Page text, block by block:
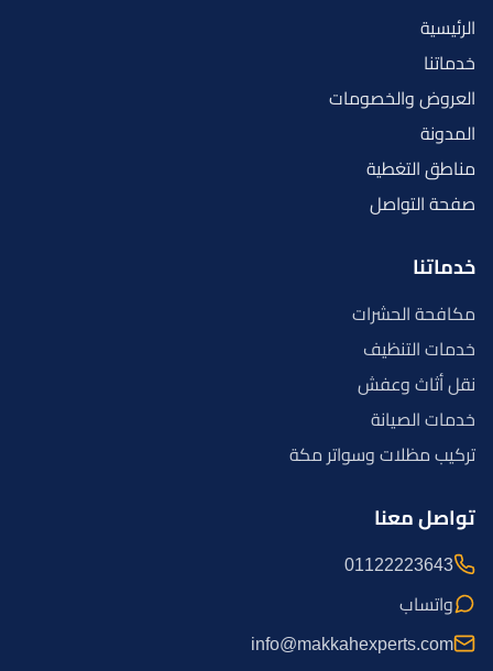
الرئيسية
خدماتنا
العروض والخصومات
المدونة
مناطق التغطية
صفحة التواصل
خدماتنا
مكافحة الحشرات
خدمات التنظيف
نقل أثاث وعفش
خدمات الصيانة
تركيب مظلات وسواتر مكة
تواصل معنا
01122223643
واتساب
info@makkahexperts.com